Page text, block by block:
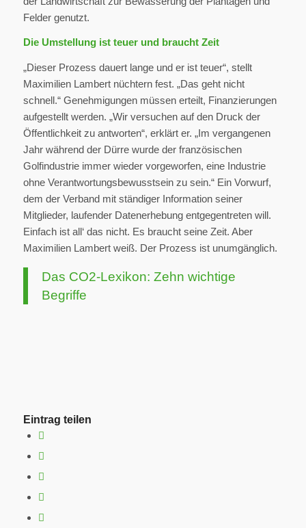
Felder genutzt.
Die Umstellung ist teuer und braucht Zeit
„Dieser Prozess dauert lange und er ist teuer“, stellt
Maximilien Lambert nüchtern fest. „Das geht nicht
schnell.“ Genehmigungen müssen erteilt, Finanzierungen
aufgestellt werden. „Wir versuchen auf den Druck der
Öffentlichkeit zu antworten“, erklärt er. „Im vergangenen
Jahr während der Dürre wurde der französischen
Golfindustrie immer wieder vorgeworfen, eine Industrie
ohne Verantwortungsbewusstsein zu sein.“ Ein Vorwurf,
dem der Verband mit ständiger Information seiner
Mitglieder, laufender Datenerhebung entgegentreten will.
Einfach ist all‘ das nicht. Es braucht seine Zeit. Aber
Maximilien Lambert weiß. Der Prozess ist unumgänglich.
Das CO2-Lexikon: Zehn wichtige
Begriffe
Eintrag teilen